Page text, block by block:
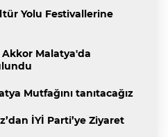
Yolu Festivallerine
Malatya'da
Mutfağını tanıtacağız
İYİ Parti’ye Ziyaret